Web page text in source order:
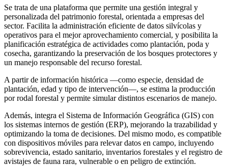
Se trata de una plataforma que permite una gestión integral y
personalizada del patrimonio forestal, orientada a empresas del
sector. Facilita la administración eficiente de datos silvícolas y
operativos para el mejor aprovechamiento comercial, y posibilita la
planificación estratégica de actividades como plantación, poda y
cosecha, garantizando la preservación de los bosques protectores y
un manejo responsable del recurso forestal.
A partir de información histórica —como especie, densidad de
plantación, edad y tipo de intervención—, se estima la producción
por rodal forestal y permite simular distintos escenarios de manejo.
Además, integra el Sistema de Información Geográfica (GIS) con
los sistemas internos de gestión (ERP), mejorando la trazabilidad y
optimizando la toma de decisiones. Del mismo modo, es compatible
con dispositivos móviles para relevar datos en campo, incluyendo
sobrevivencia, estado sanitario, inventarios forestales y el registro de
avistajes de fauna rara, vulnerable o en peligro de extinción.